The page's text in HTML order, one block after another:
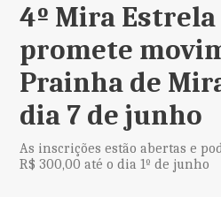
4º Mira
promete
Prainha de
dia 7 de junho
As inscrições estão abertas e
R$ 300,00 até o dia 1º de junho